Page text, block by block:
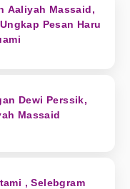
Aaliyah Massaid,
Pesan Haru
Dewi Perssik,
Massaid
, Selebgram